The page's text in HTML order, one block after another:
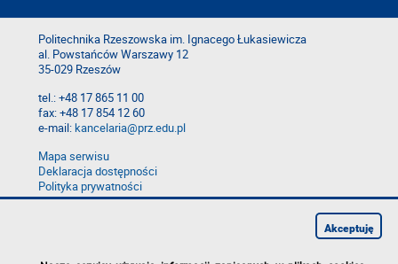
Politechnika Rzeszowska im. Ignacego Łukasiewicza
al. Powstańców Warszawy 12
35-029 Rzeszów
tel.: +48 17 865 11 00
fax: +48 17 854 12 60
e-mail:kancelaria@prz.edu.pl
Mapa serwisu
Deklaracja dostępności
Polityka prywatności
Zgłoś błąd na stronie
Akceptuję